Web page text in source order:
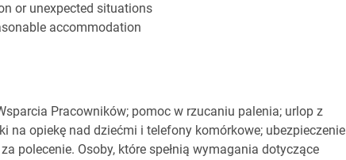
or unexpected situations
accommodation
Pracowników; pomoc w rzucaniu palenia; urlop z
na opiekę nad dziećmi i telefony komórkowe; ubezpieczenie
polecenie. Osoby, które spełnią wymagania dotyczące